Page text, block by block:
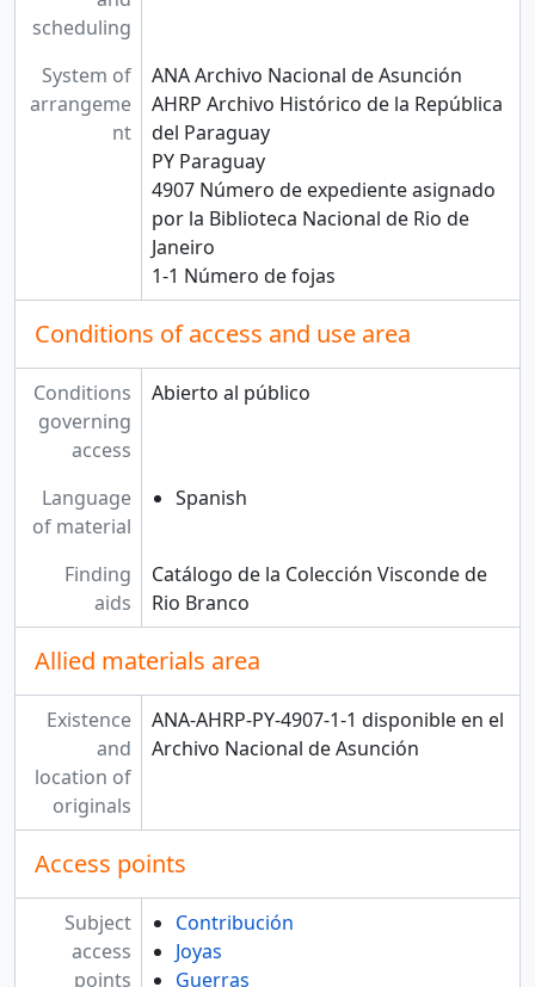
scheduling
System of
arrangeme
nt
ANA Archivo Nacional de Asunción
AHRP Archivo Histórico de la República
del Paraguay
PY Paraguay
4907 Número de expediente asignado
por la Biblioteca Nacional de Rio de
Janeiro
1-1 Número de fojas
Conditions of access and use area
Conditions
governing
access
Abierto al público
Language
of material
Spanish
Finding
aids
Catálogo de la Colección Visconde de
Rio Branco
Allied materials area
Existence
and
location of
originals
ANA-AHRP-PY-4907-1-1 disponible en el
Archivo Nacional de Asunción
Access points
Subject
access
points
Contribución
Joyas
Guerras